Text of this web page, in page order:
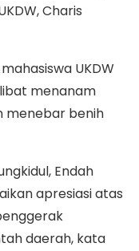
Charis
UKDW
menanam
menebar benih
Endah
apresiasi atas
daerah, kata